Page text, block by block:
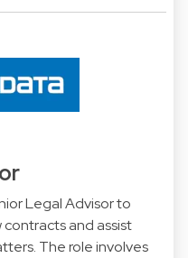
Legal Advisor to
and assist
The role involves